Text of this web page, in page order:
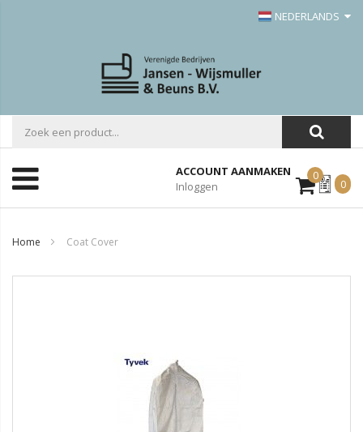
NEDERLANDS
ACCOUNT AANMAKEN
Inloggen
0Mijn
Offerte
0
Home Coat Cover